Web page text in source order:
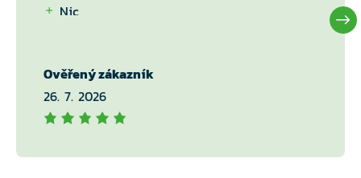
Nic
Ověřený zákazník
26. 7. 2026